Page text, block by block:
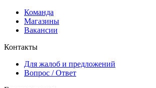
Команда
Магазины
Вакансии
Контакты
Для жалоб и предложений
Вопрос / Ответ